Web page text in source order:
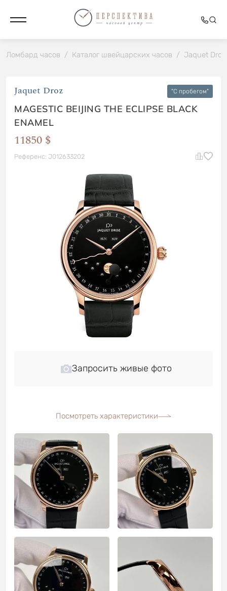
Ломбард часов / Каталог швейцарских часов / Jaquet Droz
Jaquet Droz "C пробегом"
MAGESTIC BEIJING THE ECLIPSE BLACK
ENAMEL
11850 $
Референс: J012633202
Запросить живые фото
Посмотреть характеристики